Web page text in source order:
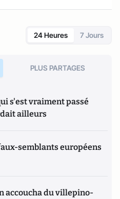
24 Heures 7 Jours
PLUS PARTAGES
s'est vraiment passé
ailleurs
semblants européens
accoucha du villepino-